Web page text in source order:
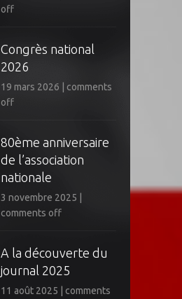
off
Congrès national
2026
19 mars 2026 | comments
off
80ème anniversaire
de l’association
nationale
3 novembre 2025 |
comments off
A la découverte du
journal 2025
11 août 2025 | comments